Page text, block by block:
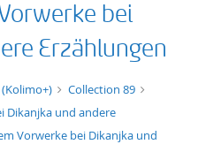
bei
Erzählungen
Collection 89
Dikanjka und andere
Vorwerke bei Dikanjka und